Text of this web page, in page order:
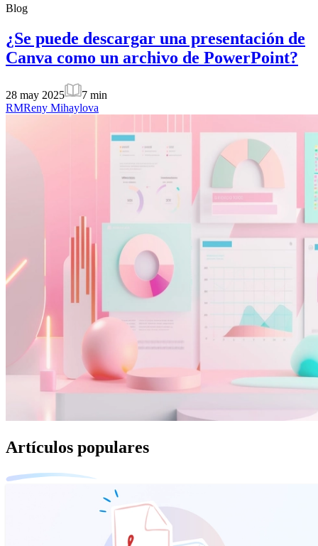
Blog
¿Se puede descargar una presentación de
Canva como un archivo de PowerPoint?
28 may 2025 7 min
RMReny Mihaylova
Artículos populares